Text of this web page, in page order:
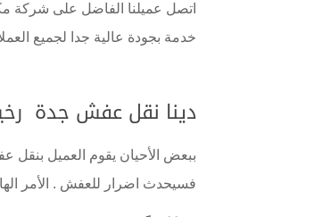
اتصل عميلنا الفاضل على شركة
خدمة بجودة عالية جدا لجميع
دينا نقل عفش جدة
ببعض الأحيان يقوم العميل بنقل
فسيحدث اضرار للعفش . الأمر